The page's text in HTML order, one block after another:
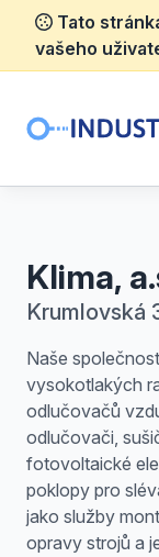
Tato
vašeho
Klima,
Krumlovská
Naše
vysokotlakých
odlučovačů
odlučovači,
fotovoltaické
poklopy pro
jako služby
opravy strojů a